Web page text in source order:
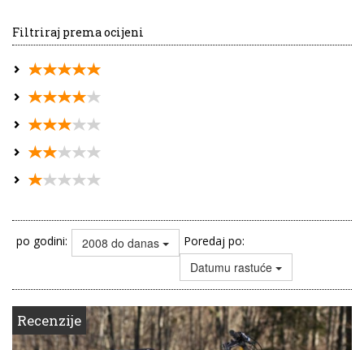
Filtriraj prema ocijeni
po godini: 2008 do danas Poredaj po:
Datumu rastuće
Recenzije